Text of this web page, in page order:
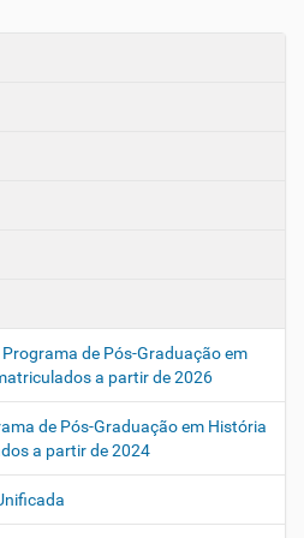
de Pós-Graduação em
a partir de 2026
de Pós-Graduação em História
a partir de 2024